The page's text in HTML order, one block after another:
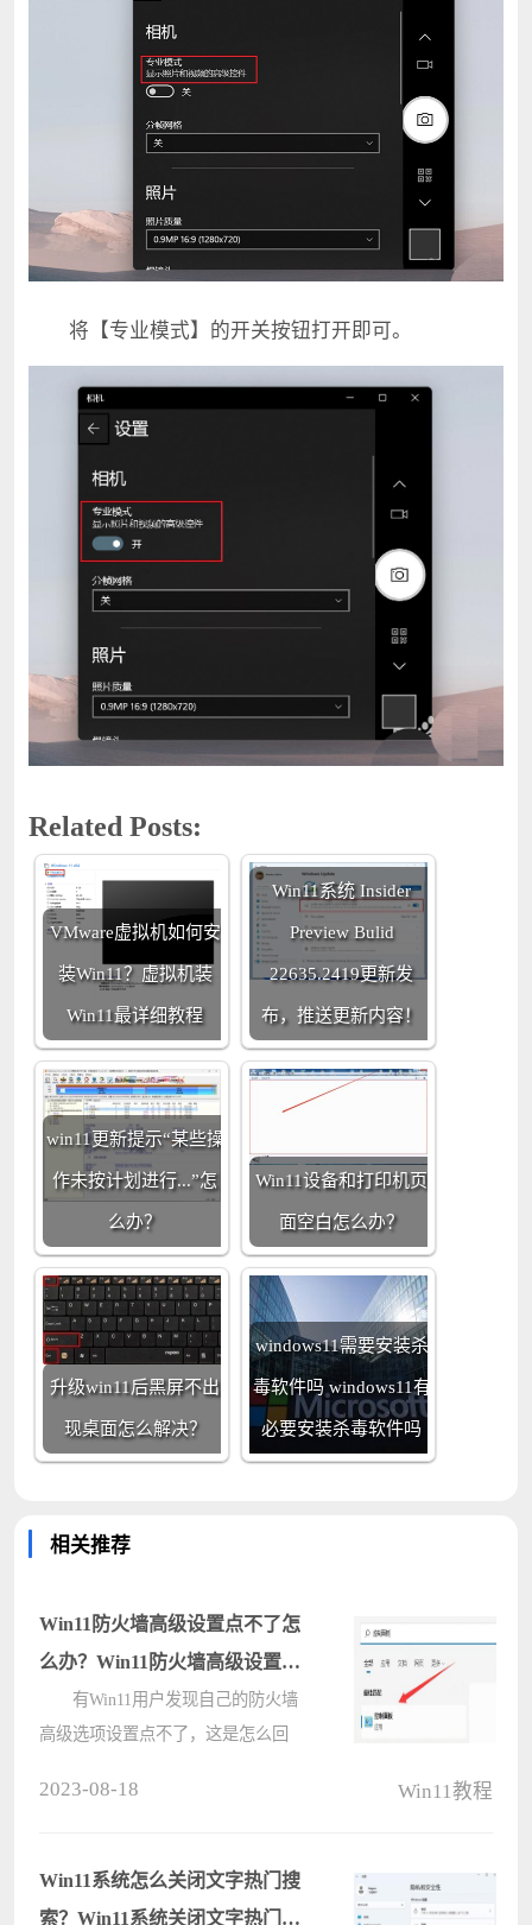
将【专业模式】的开关按钮打开即可。
Related Posts:
VMware虚拟机如何安
装Win11？虚拟机装
Win11最详细教程
Win11系统 Insider
Preview Bulid
22635.2419更新发
布，推送更新内容！
win11更新提示“某些操
作未按计划进行...”怎
么办？
Win11设备和打印机页
面空白怎么办？
升级win11后黑屏不出
现桌面怎么解决？
windows11需要安装杀
毒软件吗 windows11有
必要安装杀毒软件吗
相关推荐
Win11防火墙高级设置点不了怎
么办？Win11防火墙高级设置启
用教程
有Win11用户发现自己的防火墙
高级选项设置点不了，这是怎么回
面我们就来看看具体的解决办法。
方????
2023-08-18 Win11教程
Win11系统怎么关闭文字热门搜
索？Win11系统关闭文字热门搜